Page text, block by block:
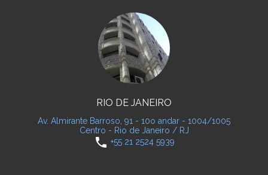
RIO DE JANEIRO
Av. Almirante Barroso, 91 - 10o andar - 1004/1005
Centro - Rio de Janeiro / RJ
phone +55 21 2524 5939